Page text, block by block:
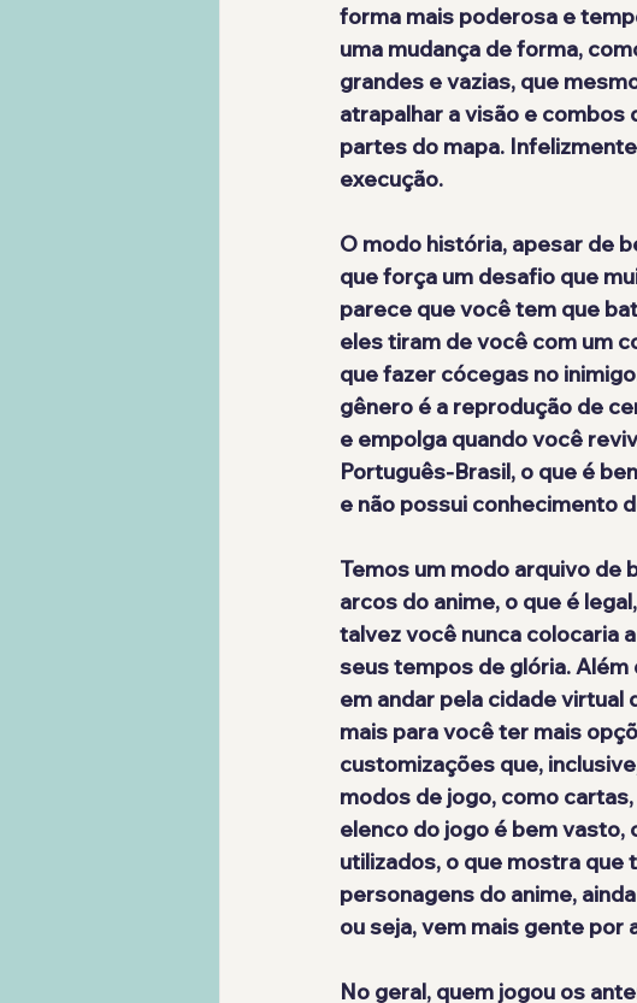
forma mais poderosa e
uma mudança de forma,
grandes e vazias, que
atrapalhar a visão e
partes do mapa.
execução.
O modo história, apesar de
que força um desafio que
parece que você tem que
eles tiram de você com um
que fazer cócegas no
gênero é a reprodução de
e empolga quando você
Português-Brasil, o que é
e não possui conhecimento
Temos um modo arquivo de
arcos do anime, o que é
talvez você nunca colocaria
seus tempos de glória.
em andar pela cidade virtual
mais para você ter mais
customizações que,
modos de jogo, como
elenco do jogo é bem vasto,
utilizados, o que mostra
personagens do anime,
ou seja, vem mais gente por
No geral, quem jogou os